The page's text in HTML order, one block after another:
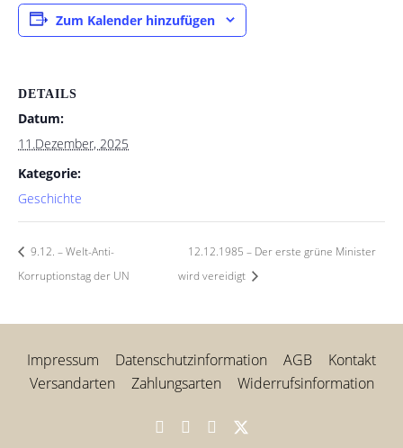
Zum Kalender hinzufügen
DETAILS
Datum:
11.Dezember, 2025
Kategorie:
Geschichte
9.12. – Welt-Anti-
Korruptionstag der UN
12.12.1985 – Der erste grüne Minister
wird vereidigt
Impressum Datenschutzinformation AGB
Kontakt
Versandarten
Zahlungsarten Widerrufsinformation